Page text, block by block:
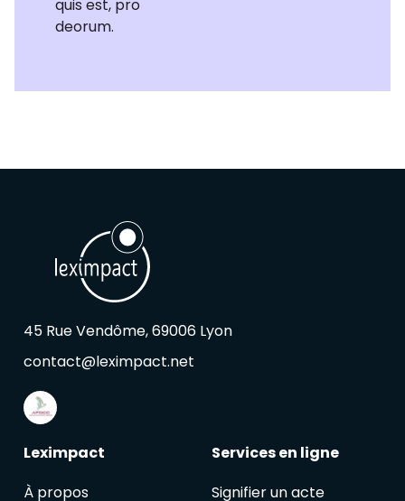
quis est, pro
deorum.
45 Rue Vendôme, 69006 Lyon
contact@leximpact.net
Leximpact
À propos
Services en ligne
Signifier un acte